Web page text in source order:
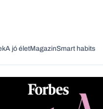
A jó életMagazinSmart habits